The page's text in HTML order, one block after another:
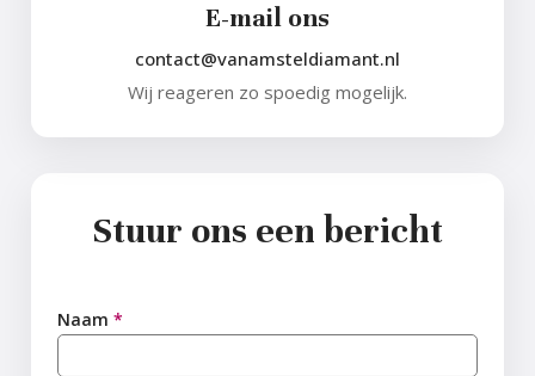
E-mail ons
contact@vanamsteldiamant.nl
Wij reageren zo spoedig mogelijk.
Stuur ons een bericht
Naam *